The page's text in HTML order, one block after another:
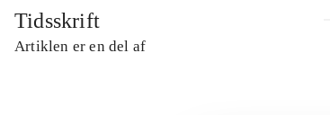
Tidsskrift
Artiklen er en del af